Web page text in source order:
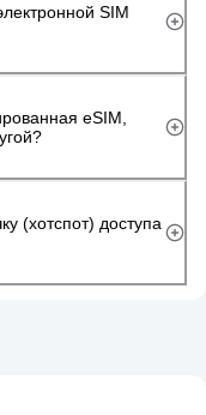
SIM
eSIM,
(хотспот) доступа